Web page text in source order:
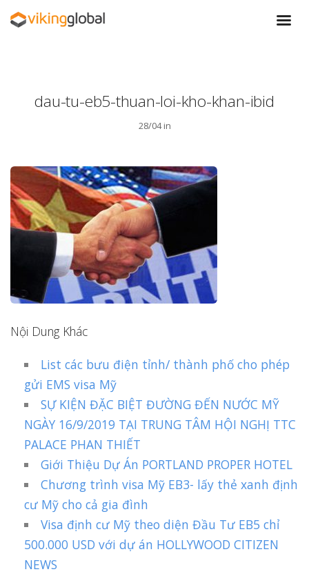
dau-tu-eb5-thuan-loi-kho-khan-ibid
28/04 in
Nội Dung Khác
List các bưu điện tỉnh/ thành phố cho phép
gửi EMS visa Mỹ
SỰ KIỆN ĐẶC BIỆT ĐƯỜNG ĐẾN NƯỚC MỸ
NGÀY 16/9/2019 TẠI TRUNG TÂM HỘI NGHỊ TTC
PALACE PHAN THIẾT
Giới Thiệu Dự Án PORTLAND PROPER HOTEL
Chương trình visa Mỹ EB3- lấy thẻ xanh định
cư Mỹ cho cả gia đình
Visa định cư Mỹ theo diện Đầu Tư EB5 chỉ
500.000 USD với dự án HOLLYWOOD CITIZEN
NEWS